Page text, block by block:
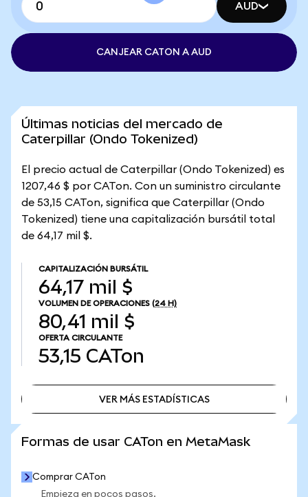
AUD
CANJEAR CATON A AUD
Últimas noticias del mercado de
Caterpillar (Ondo Tokenized)
El precio actual de Caterpillar (Ondo Tokenized) es
1207,46 $ por CATon. Con un suministro circulante
de 53,15 CATon, significa que Caterpillar (Ondo
Tokenized) tiene una capitalización bursátil total
de 64,17 mil $.
CAPITALIZACIÓN BURSÁTIL
64,17 mil $
VOLUMEN DE OPERACIONES (24 H)
80,41 mil $
OFERTA CIRCULANTE
53,15 CATon
VER MÁS ESTADÍSTICAS
Formas de usar CATon en MetaMask
Comprar CATon
Empieza en pocos pasos.